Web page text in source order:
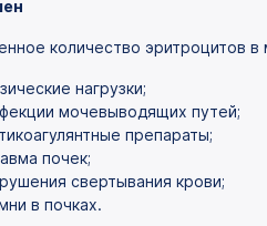
количество эритроцитов
нагрузки;
мочевыводящих путей;
препараты;
почек;
свертывания крови;
в почках.